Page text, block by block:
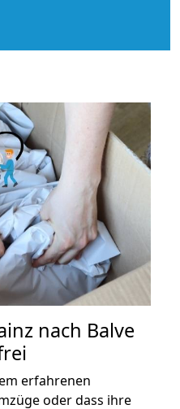
nach Balve
erfahrenen
oder dass ihre